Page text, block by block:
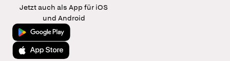
Jetzt auch als App für iOS
und Android
Jetzt bei Google Play
Laden im App Store